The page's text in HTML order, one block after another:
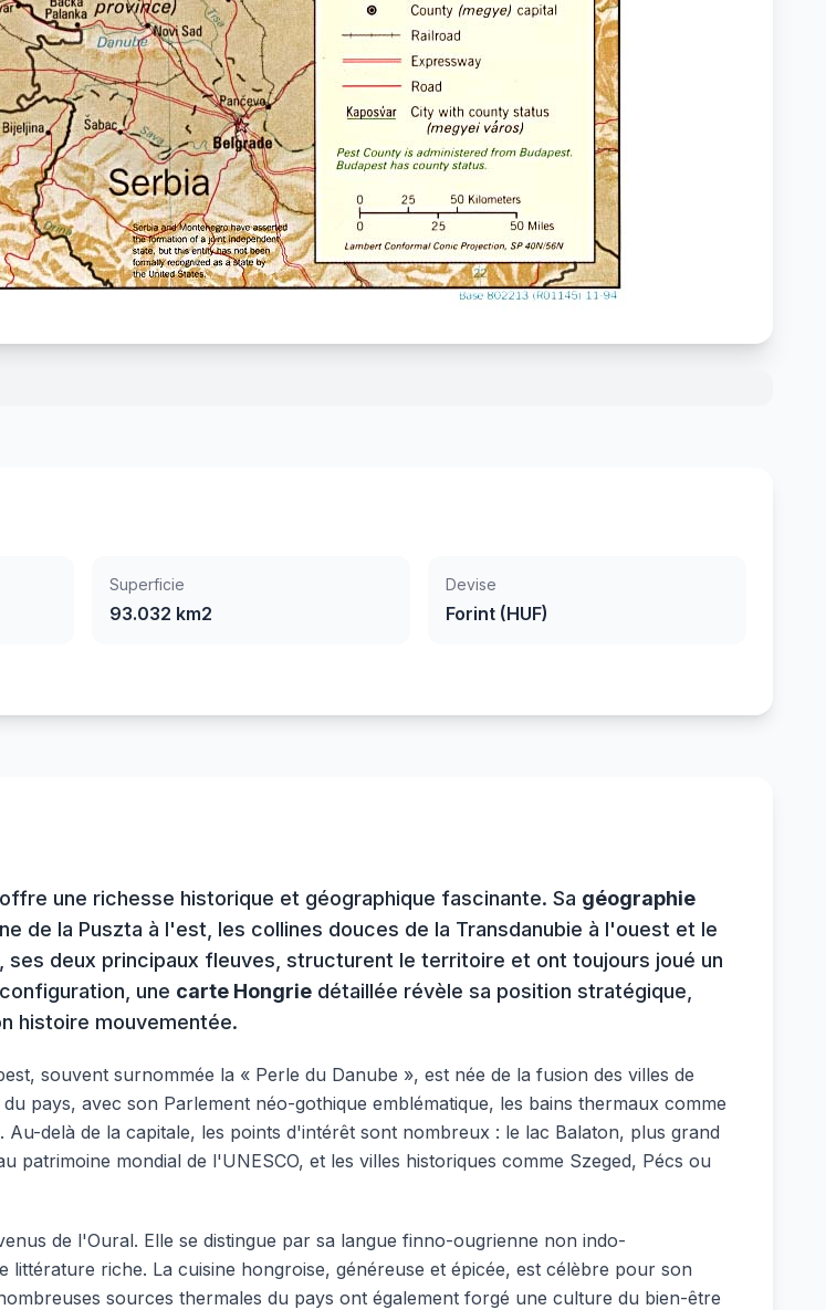
Superficie
93.032 km2
Devise
Forint (HUF)
une richesse historique et géographique fascinante. Sa géographie
de la Puszta à l'est, les collines douces de la Transdanubie à l'ouest et le
ses deux principaux fleuves, structurent le territoire et ont toujours joué un
une carte Hongrie détaillée révèle sa position stratégique,
histoire mouvementée.
souvent surnommée la « Perle du Danube », est née de la fusion des villes de
pays, avec son Parlement néo-gothique emblématique, les bains thermaux comme
delà de la capitale, les points d'intérêt sont nombreux : le lac Balaton, plus grand
patrimoine mondial de l'UNESCO, et les villes historiques comme Szeged, Pécs ou
de l'Oural. Elle se distingue par sa langue finno-ougrienne non indo-
riche. La cuisine hongroise, généreuse et épicée, est célèbre pour son
sources thermales du pays ont également forgé une culture du bien-être